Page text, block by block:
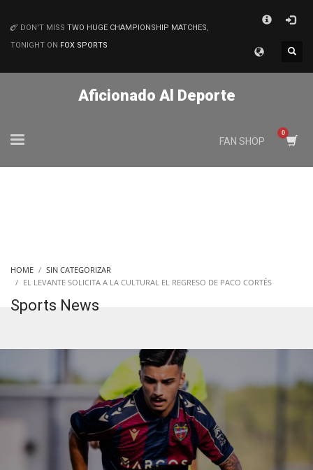
MATCHES
DON'T MISS TWO HUGE CHAMPIONSHIP MATCHES,
TONIGHT ON FOX SPORTS
Aficionado Al Deporte
FAN SHOP
HOME
SIN CATEGORIZAR
EL LEVANTE SOLICITA A LA CULTURAL EL REGRESO DE PACO CORTÉS
Sports News